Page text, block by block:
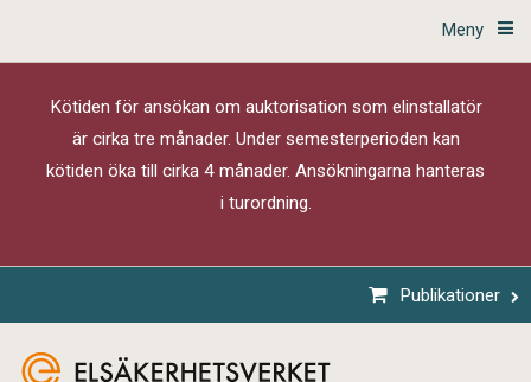
Meny
Kötiden för ansökan om auktorisation som elinstallatör
är cirka tre månader. Under semesterperioden kan
kötiden öka till cirka 4 månader. Ansökningarna hanteras
i turordning.
Publikationer